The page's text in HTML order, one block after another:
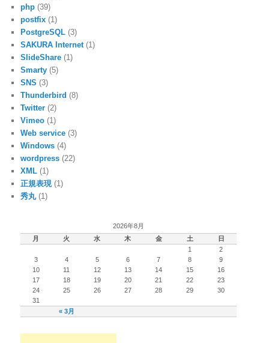
php (39)
postfix (1)
PostgreSQL (3)
SAKURA Internet(1)
SlideShare (1)
Smarty (5)
SNS (3)
Thunderbird (8)
Twitter (2)
Vimeo (1)
Web service (3)
Windows (4)
wordpress (22)
XML (1)
正規表現(1)
秀丸(1)
2026年8月
月
火 水 木 金 土 日
« 3月
1
2
3
4 5 6 7 8
9
10
11 12 13 14 15
16
17
18 19 20 21 22
23
24
25 26 27 28 29
30
31